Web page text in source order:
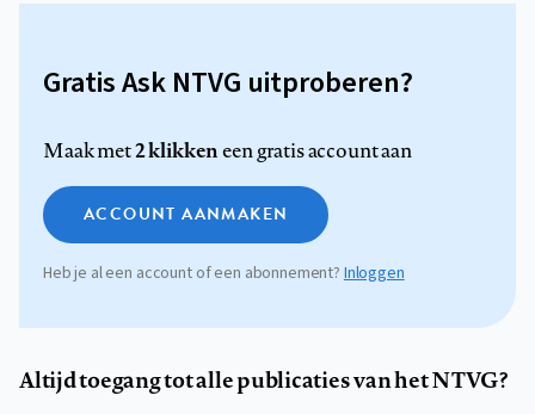
Gratis Ask NTVG uitproberen?
Maak met2 klikkeneen gratis account aan
ACCOUNT AANMAKEN
Heb je al een account of een abonnement? Inloggen
Altijd toegang tot alle publicaties van het NTVG?